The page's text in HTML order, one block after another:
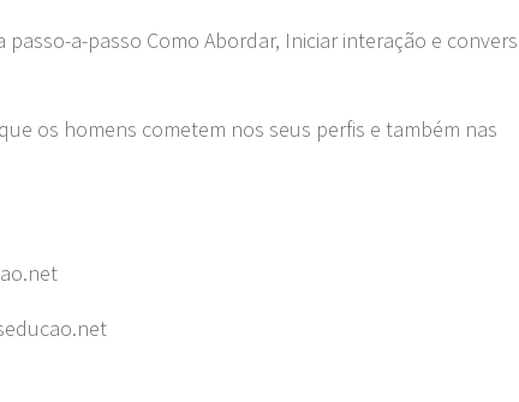
a-passo Como Abordar, Iniciar interação e
os homens cometem nos seus perfis e também nas